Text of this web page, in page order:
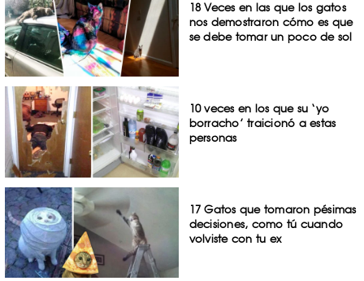
18 Veces en las que los gatos
nos demostraron cómo es que
se debe tomar un poco de sol
10 veces en los que su ‘yo
borracho’ traicionó a estas
personas
17 Gatos que tomaron pésimas
decisiones, como tú cuando
volviste con tu ex